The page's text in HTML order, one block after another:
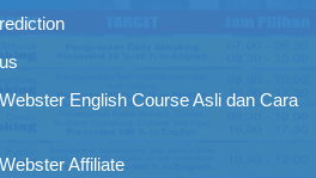
English Course Asli dan Cara
Affiliate